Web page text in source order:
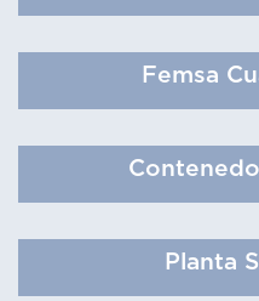
Femsa
Planta